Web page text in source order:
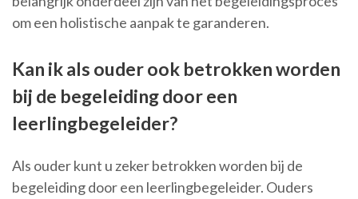
om een holistische aanpak te garanderen.
Kan ik als ouder ook betrokken worden
bij de begeleiding door een
leerlingbegeleider?
Als ouder kunt u zeker betrokken worden bij de
begeleiding door een leerlingbegeleider. Ouders